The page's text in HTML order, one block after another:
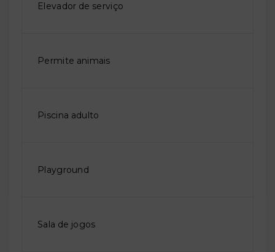
Elevador de serviço
Permite animais
Piscina adulto
Playground
Sala de jogos